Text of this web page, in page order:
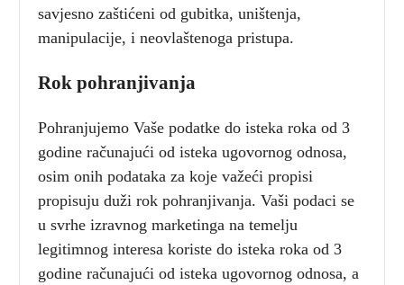
savjesno zaštićeni od gubitka, uništenja,
manipulacije, i neovlaštenoga pristupa.
Rok pohranjivanja
Pohranjujemo Vaše podatke do isteka roka od 3
godine računajući od isteka ugovornog odnosa,
osim onih podataka za koje važeći propisi
propisuju duži rok pohranjivanja. Vaši podaci se
u svrhe izravnog marketinga na temelju
legitimnog interesa koriste do isteka roka od 3
godine računajući od isteka ugovornog odnosa, a